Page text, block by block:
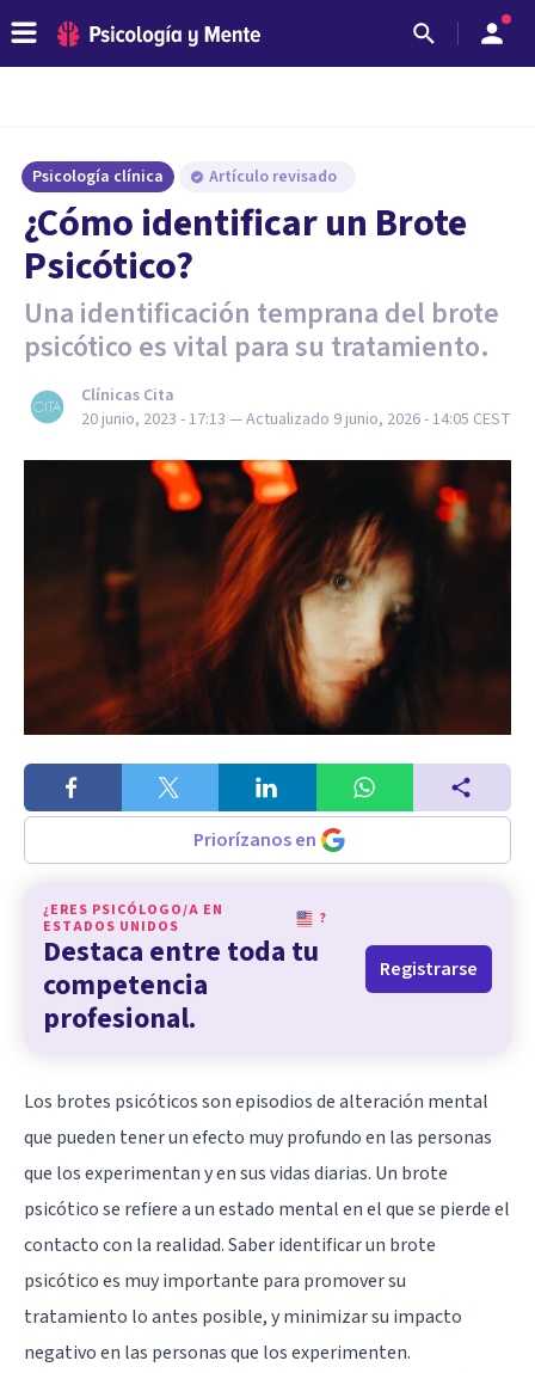
Psicología clínica Artículo revisado
¿Cómo identificar un Brote
Psicótico?
Una identificación temprana del brote
psicótico es vital para su tratamiento.
Clínicas Cita
20 junio, 2023 - 17:13 — Actualizado 9 junio, 2026 - 14:05 CEST
Priorízanos en
¿ERES PSICÓLOGO/A EN
ESTADOS UNIDOS
?
Destaca entre toda tu
competencia
profesional.
Registrarse
Los brotes psicóticos son episodios de alteración mental
que pueden tener un efecto muy profundo en las personas
que los experimentan y en sus vidas diarias. Un brote
psicótico se refiere a un estado mental en el que se pierde el
contacto con la realidad. Saber identificar un brote
psicótico es muy importante para promover su
tratamiento lo antes posible, y minimizar su impacto
negativo en las personas que los experimenten.